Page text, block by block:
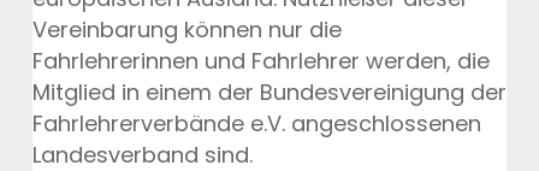
Vereinbarung können nur die
Fahrlehrerinnen und Fahrlehrer werden, die
Mitglied in einem der Bundesvereinigung der
Fahrlehrerverbände e.V. angeschlossenen
Landesverband sind.